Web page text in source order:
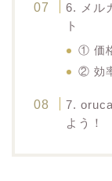
6. メル
ト
① 価
② 効
7.
よう！